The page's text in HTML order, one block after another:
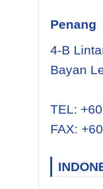
Penang
4-B
Bayan
TEL:
FAX: